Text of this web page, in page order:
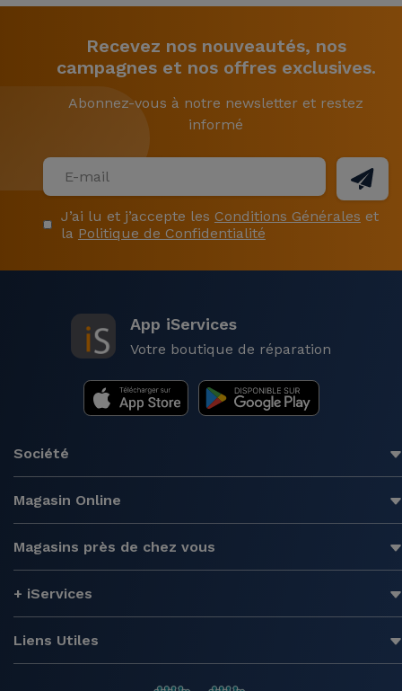
Recevez nos nouveautés, nos
campagnes et nos offres exclusives.
Abonnez-vous à notre newsletter et restez
informé
J’ai lu et j’accepte les Conditions Générales et
la Politique de Confidentialité
App iServices
Votre boutique de réparation
Société
Magasin Online
Magasins près de chez vous
+ iServices
Liens Utiles